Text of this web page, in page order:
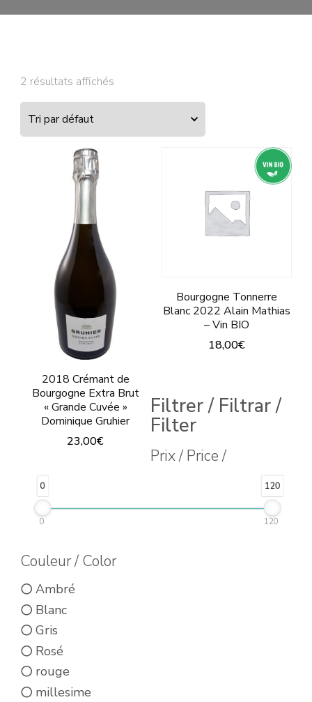
2 résultats affichés
2018 Crémant de
Bourgogne Extra Brut
« Grande Cuvée »
Dominique Gruhier
23,00€
Bourgogne Tonnerre
Blanc 2022 Alain Mathias
– Vin BIO
18,00€
a
variations.
options
peuvent
Filtrer / Filtrar /
Filter
Prix / Price /
0 120
0 120
Couleur / Color
Ambré
Blanc
Gris
Rosé
rouge
millesime